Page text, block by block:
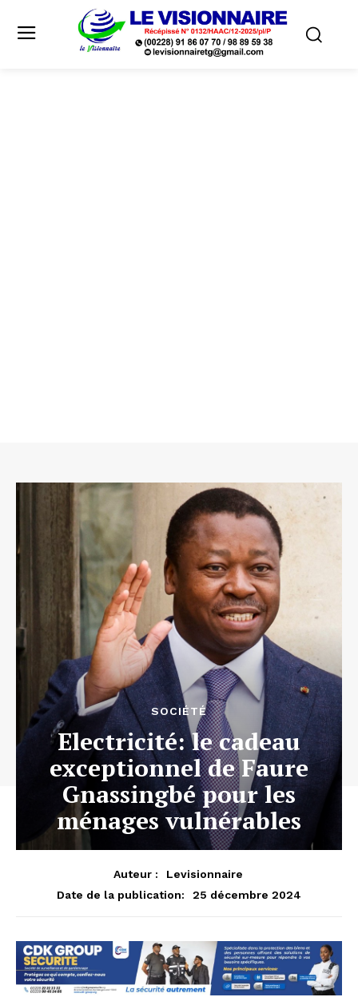
SOCIÉTÉ
Electricité: le cadeau
exceptionnel de Faure
Gnassingbé pour les
ménages vulnérables
Auteur :
Levisionnaire
Date de la publication:
25 décembre 2024